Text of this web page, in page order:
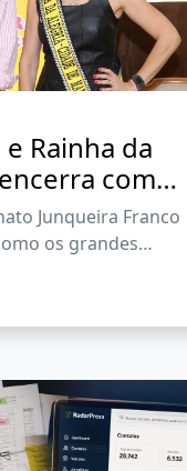
Rainha da
com
mais de
a Cidade
Junqueira Franco
os grandes